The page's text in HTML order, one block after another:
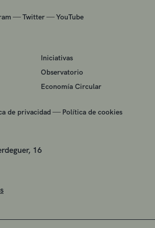
—Twitter—YouTube
Iniciativas
Observatorio
Economía Circular
de privacidad — Política de cookies
16